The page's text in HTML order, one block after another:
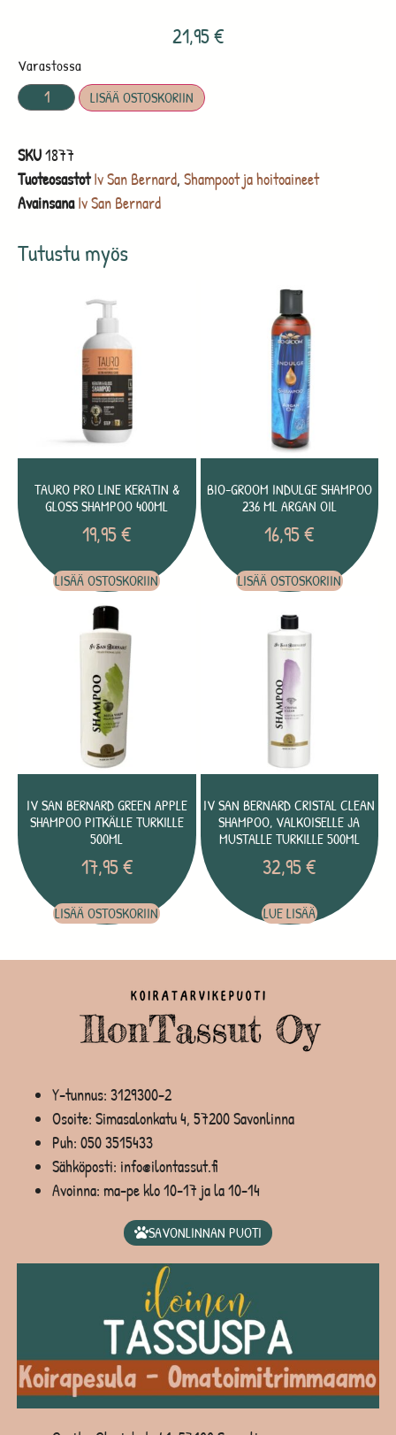
Tutustu myös
TAURO PRO LINE KERATIN &
GLOSS SHAMPOO 400ML
19,95€
LISÄÄ OSTOSKORIIN
BIO-GROOM INDULGE SHAMPOO
236 ML ARGAN OIL
16,95€
LISÄÄ OSTOSKORIIN
IV SAN BERNARD GREEN APPLE
SHAMPOO PITKÄLLE TURKILLE
500ML
17,95€
LISÄÄ OSTOSKORIIN
IV SAN BERNARD CRISTAL CLEAN
SHAMPOO, VALKOISELLE JA
MUSTALLE TURKILLE 500ML
32,95€
LUE LISÄÄ
21,95€
Varastossa
LISÄÄ OSTOSKORIIN
SKU1877
Tuoteosastot Iv San Bernard, Shampoot ja hoitoaineet
Avainsana Iv San Bernard
Y-tunnus: 3129300-2
Osoite: Simasalonkatu 4, 57200 Savonlinna
Puh: 050 3515433
Sähköposti: info@ilontassut.fi
Avoinna: ma-pe klo 10-17 ja la 10-14
SAVONLINNAN PUOTI